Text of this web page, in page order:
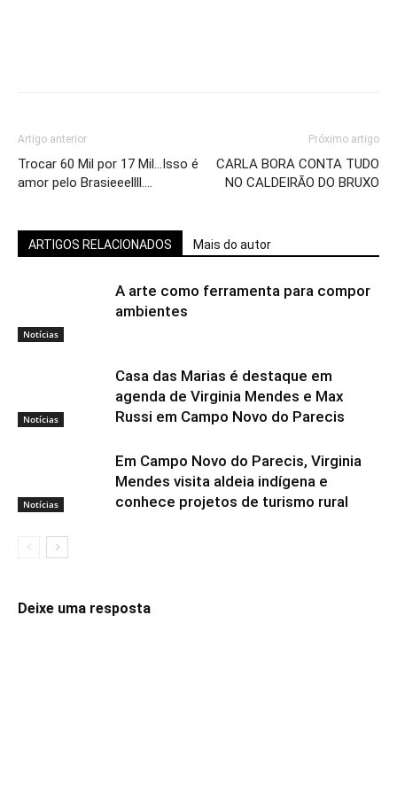
Artigo anterior
Trocar 60 Mil por 17 Mil…Isso é
amor pelo Brasieeellll….
Próximo artigo
CARLA BORA CONTA TUDO
NO CALDEIRÃO DO BRUXO
ARTIGOS RELACIONADOS Mais do autor
Notícias
A arte como ferramenta para compor
ambientes
Notícias
Casa das Marias é destaque em
agenda de Virginia Mendes e Max
Russi em Campo Novo do Parecis
Notícias
Em Campo Novo do Parecis, Virginia
Mendes visita aldeia indígena e
conhece projetos de turismo rural
Deixe uma resposta